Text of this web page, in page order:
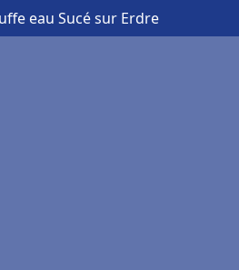
eau Sucé sur Erdre